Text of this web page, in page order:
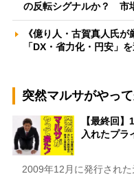
の反転シグナルか？ 市
《億り人・古賀真人氏
「DX・省力化・円安」
突然マルサがやって
【最終回
入れたプ
2009年12月に発行された